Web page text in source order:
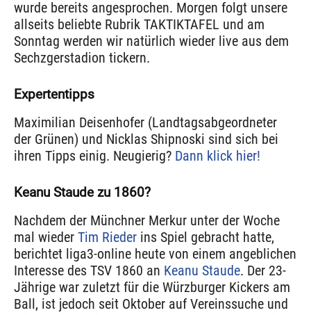
wurde bereits angesprochen. Morgen folgt unsere
allseits beliebte Rubrik TAKTIKTAFEL und am
Sonntag werden wir natürlich wieder live aus dem
Sechzgerstadion tickern.
Expertentipps
Maximilian Deisenhofer (Landtagsabgeordneter
der Grünen) und Nicklas Shipnoski sind sich bei
ihren Tipps einig. Neugierig? Dann klick hier!
Keanu Staude zu 1860?
Nachdem der Münchner Merkur unter der Woche
mal wieder Tim Rieder ins Spiel gebracht hatte,
berichtet liga3-online heute von einem angeblichen
Interesse des TSV 1860 an Keanu Staude. Der 23-
Jährige war zuletzt für die Würzburger Kickers am
Ball, ist jedoch seit Oktober auf Vereinssuche und